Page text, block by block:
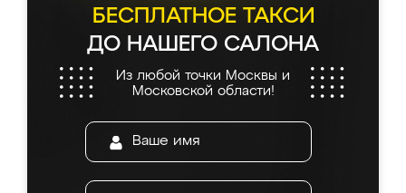
БЕСПЛАТНОЕ ТАКСИ
ДО НАШЕГО САЛОНА
Из любой точки Москвы и
Московской области!